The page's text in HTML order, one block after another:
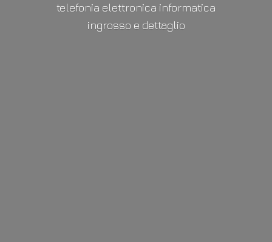
telefonia elettronica informatica
ingrosso e dettaglio